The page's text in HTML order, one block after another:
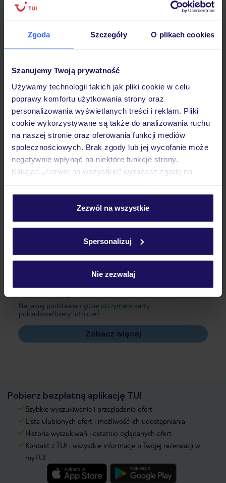
Zgoda Szczegóły O plikach cookies
Szanujemy Twoją prywatność
Używamy technologii takich jak pliki cookie w celu
poprawy komfortu użytkowania strony oraz
personalizowania wyświetlanych treści i reklam. Pliki
cookie wykorzystywane są także do analizowania ruchu
na naszej stronie oraz oferowania funkcji mediów
społecznościowych. Brak zgody lub jej wycofanie może
negatywnie wpłynąć na niektóre funkcje strony.
Klikając „Zezwól na wszystkie” wyrażasz zgodę na
personalizować swój wybór wchodząc w zakładkę
Szczegółowe informacje o plikach cookie znajdziesz
Zezwól na wszystkie
Spersonalizuj
Nie zezwalaj
Hotel
Opinie
Pokoje
Wyżywienie
Ważne informacje
Jak zmienić uczestników/osobę zgłaszającą?
Na jakiej podstawie i gdzie otrzymam karty
pokładowe/bilety lotnicze?
Zobacz więcej
Pobierz bezpłatną aplikację TUI
Szybkie wyszukiwanie i przeglądanie ofert
Lista ulubionych ofert i możliwość ich udostępniania
Historia wyszukiwań i ostatnio oglądanych ofert
Kontakt z TUI i wszystkie informacje o Twojej rezerwacji w
myTUI